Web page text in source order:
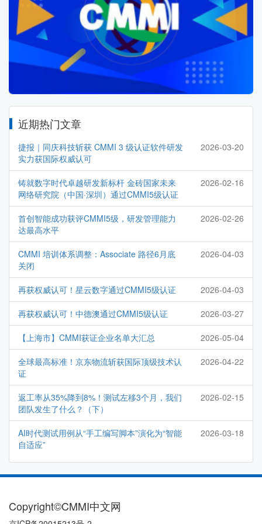
近期热门文章
捷报｜同庆科技斩获 CMMI 3 级认证软件研发
实力获国际权威认可
2026-03-20
铸就数字时代卓越研发新标杆 金砖国家未来
网络研究院（中国·深圳）通过CMMI5级认证
2026-02-16
首创智能成功获评CMMI5级，研发管理能力
达最高水平
2026-02-26
CMMI 培训体系调整：Associate 路径6月底
关闭
2026-04-03
再获权威认可！星云数字通过CMMI5级认证 2026-04-03
再获权威认可！中德澳通过CMMI5级认证 2026-03-27
【上海市】CMMI获证企业名单大汇总 2026-05-04
全球最高标准！京东物流斩获国际顶级技术认
证
2026-04-22
返工率从35%降到8%！测试左移3个月，我们
团队发生了什么？（下）
2026-02-15
AI时代测试用例从“手工编写脚本”演化为“智能
自适应”
2026-03-18
Copyright©CMMI中文网